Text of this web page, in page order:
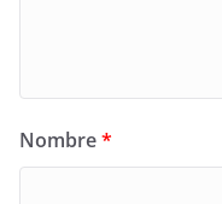
Nombre*